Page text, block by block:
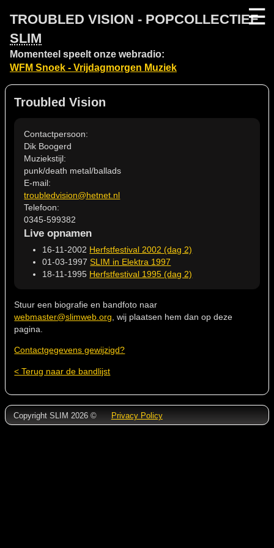
TROUBLED VISION - POPCOLLECTIEF
SLIM
Momenteel speelt onze webradio:
WFM Snoek - Vrijdagmorgen Muziek
☰
Troubled Vision
Contactpersoon:
Dik Boogerd
Muziekstijl:
punk/death metal/ballads
E-mail:
troubledvision@hetnet.nl
Telefoon:
0345-599382
Live opnamen
16-11-2002 Herfstfestival 2002 (dag 2)
01-03-1997SLIM in Elektra 1997
18-11-1995 Herfstfestival 1995 (dag 2)
Stuur een biografie en bandfoto naar
webmaster@slimweb.org , wij plaatsen hem dan op deze
pagina.
Contactgegevens gewijzigd?
< Terug naar de bandlijst
Copyright SLIM 2026 © Privacy Policy